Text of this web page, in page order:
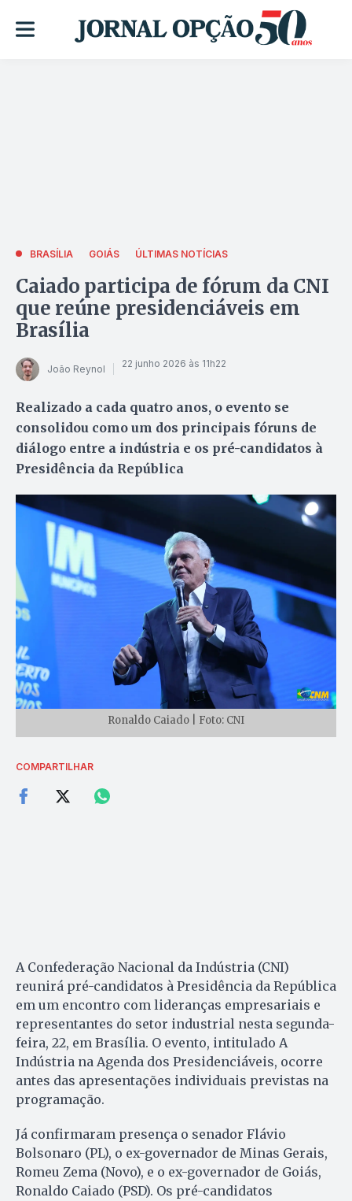
BRASÍLIA GOIÁS ÚLTIMAS NOTÍCIAS
Caiado participa de fórum da CNI
que reúne presidenciáveis em
Brasília
João Reynol 22 junho 2026 às 11h22
Realizado a cada quatro anos, o evento se
consolidou como um dos principais fóruns de
diálogo entre a indústria e os pré-candidatos à
Presidência da República
Ronaldo Caiado | Foto: CNI
COMPARTILHAR
A Confederação Nacional da Indústria (CNI)
reunirá pré-candidatos à Presidência da República
em um encontro com lideranças empresariais e
representantes do setor industrial nesta segunda-
feira, 22, em Brasília. O evento, intitulado A
Indústria na Agenda dos Presidenciáveis, ocorre
antes das apresentações individuais previstas na
programação.
Já confirmaram presença o senador Flávio
Bolsonaro (PL), o ex-governador de Minas Gerais,
Romeu Zema (Novo), e o ex-governador de Goiás,
Ronaldo Caiado (PSD). Os pré-candidatos